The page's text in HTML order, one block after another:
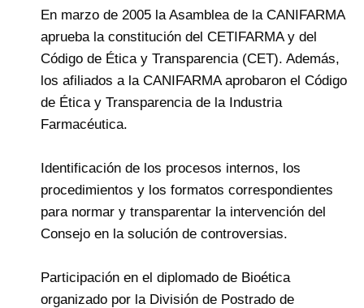
En marzo de 2005 la Asamblea de la CANIFARMA
aprueba la constitución del CETIFARMA y del
Código de Ética y Transparencia (CET). Además,
los afiliados a la CANIFARMA aprobaron el Código
de Ética y Transparencia de la Industria
Farmacéutica.
Identificación de los procesos internos, los
procedimientos y los formatos correspondientes
para normar y transparentar la intervención del
Consejo en la solución de controversias.
Participación en el diplomado de Bioética
organizado por la División de Postrado de